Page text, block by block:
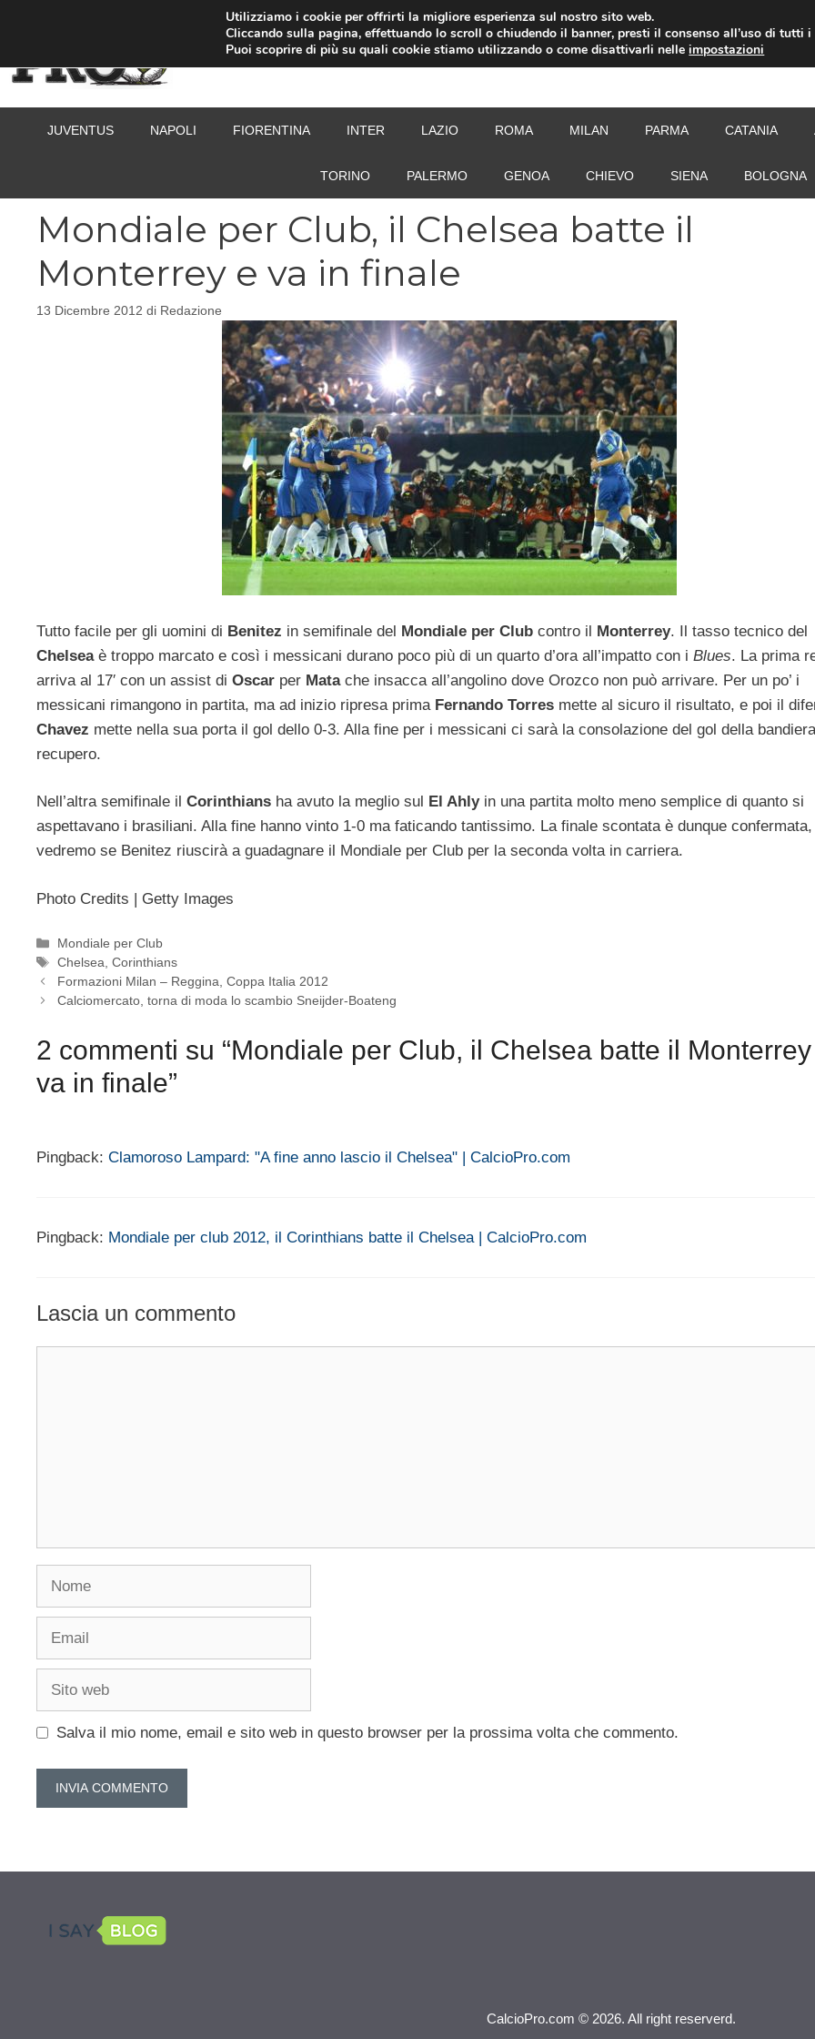
JUVENTUS NAPOLI FIORENTINA INTER LAZIO ROMA MILAN PARMA CATANIA
TORINO PALERMO GENOA CHIEVO SIENA BOLOGNA
Mondiale per Club, il Chelsea batte il
Monterrey e va in finale
13 Dicembre 2012 di Redazione
Tutto facile per gli uomini di Benitez in semifinale del Mondiale per Club contro il Monterrey. Il tasso tecnico del
Chelseaè troppo marcato e così i messicani durano poco più di un quarto d’ora all’impatto con i Blues. La prima
arriva al 17′ con un assist di Oscar per Matache insacca all’angolino dove Orozco non può arrivare. Per un po’ i
messicani rimangono in partita, ma ad inizio ripresa prima Fernando Torres mette al sicuro il risultato, e poi il
Chavez mette nella sua porta il gol dello 0-3. Alla fine per i messicani ci sarà la consolazione del gol della
recupero.
Nell’altra semifinale il Corinthians ha avuto la meglio sul El Ahlyin una partita molto meno semplice di quanto si
aspettavano i brasiliani. Alla fine hanno vinto 1-0 ma faticando tantissimo. La finale scontata è dunque confermata,
vedremo se Benitez riuscirà a guadagnare il Mondiale per Club per la seconda volta in carriera.
Photo Credits | Getty Images
Categorie
Mondiale per Club
Tag
Chelsea,Corinthians
Formazioni Milan – Reggina, Coppa Italia 2012
Calciomercato, torna di moda lo scambio Sneijder-Boateng
2 commenti su “Mondiale per Club, il Chelsea batte il
va in finale”
Pingback: Clamoroso Lampard: "A fine anno lascio il Chelsea" | CalcioPro.com
Pingback: Mondiale per club 2012, il Corinthians batte il Chelsea | CalcioPro.com
Lascia un commento
Nome
Email
Sito
Salva il mio nome, email e sito web in questo browser per la prossima volta che commento.
CalcioPro.com © 2026. All right reserverd.
Utilizziamo i cookie per offrirti la migliore esperienza sul nostro sito web.
Cliccando sulla pagina, effettuando lo scroll o chiudendo il banner, presti il consenso all’uso di tutti
Puoi scoprire di più su quali cookie stiamo utilizzando o come disattivarli nelleimpostazioni